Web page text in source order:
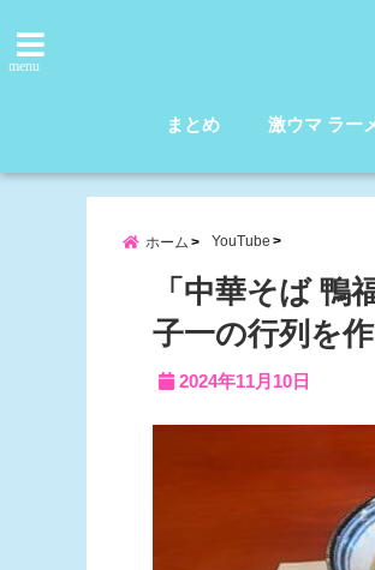
menu
まとめ 激ウマ ラー
ホーム YouTube
「中華そば
子一の行列を
2024年11月10日